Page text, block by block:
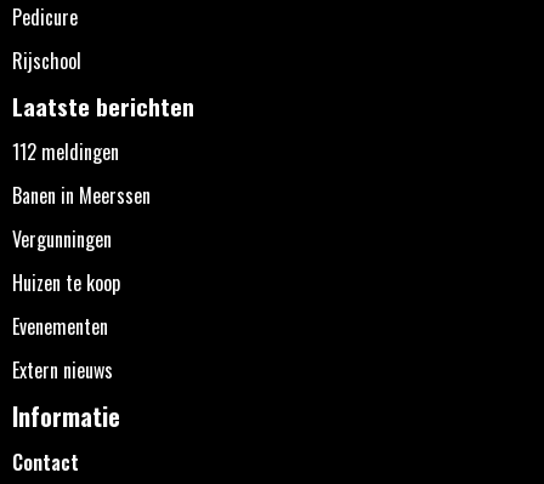
Pedicure
Rijschool
Laatste berichten
112 meldingen
Banen in Meerssen
Vergunningen
Huizen te koop
Evenementen
Extern nieuws
Informatie
Contact